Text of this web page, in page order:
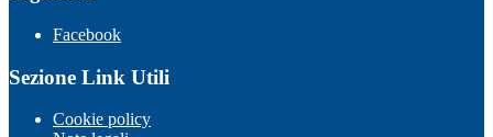
Facebook
Sezione Link Utili
Cookie policy